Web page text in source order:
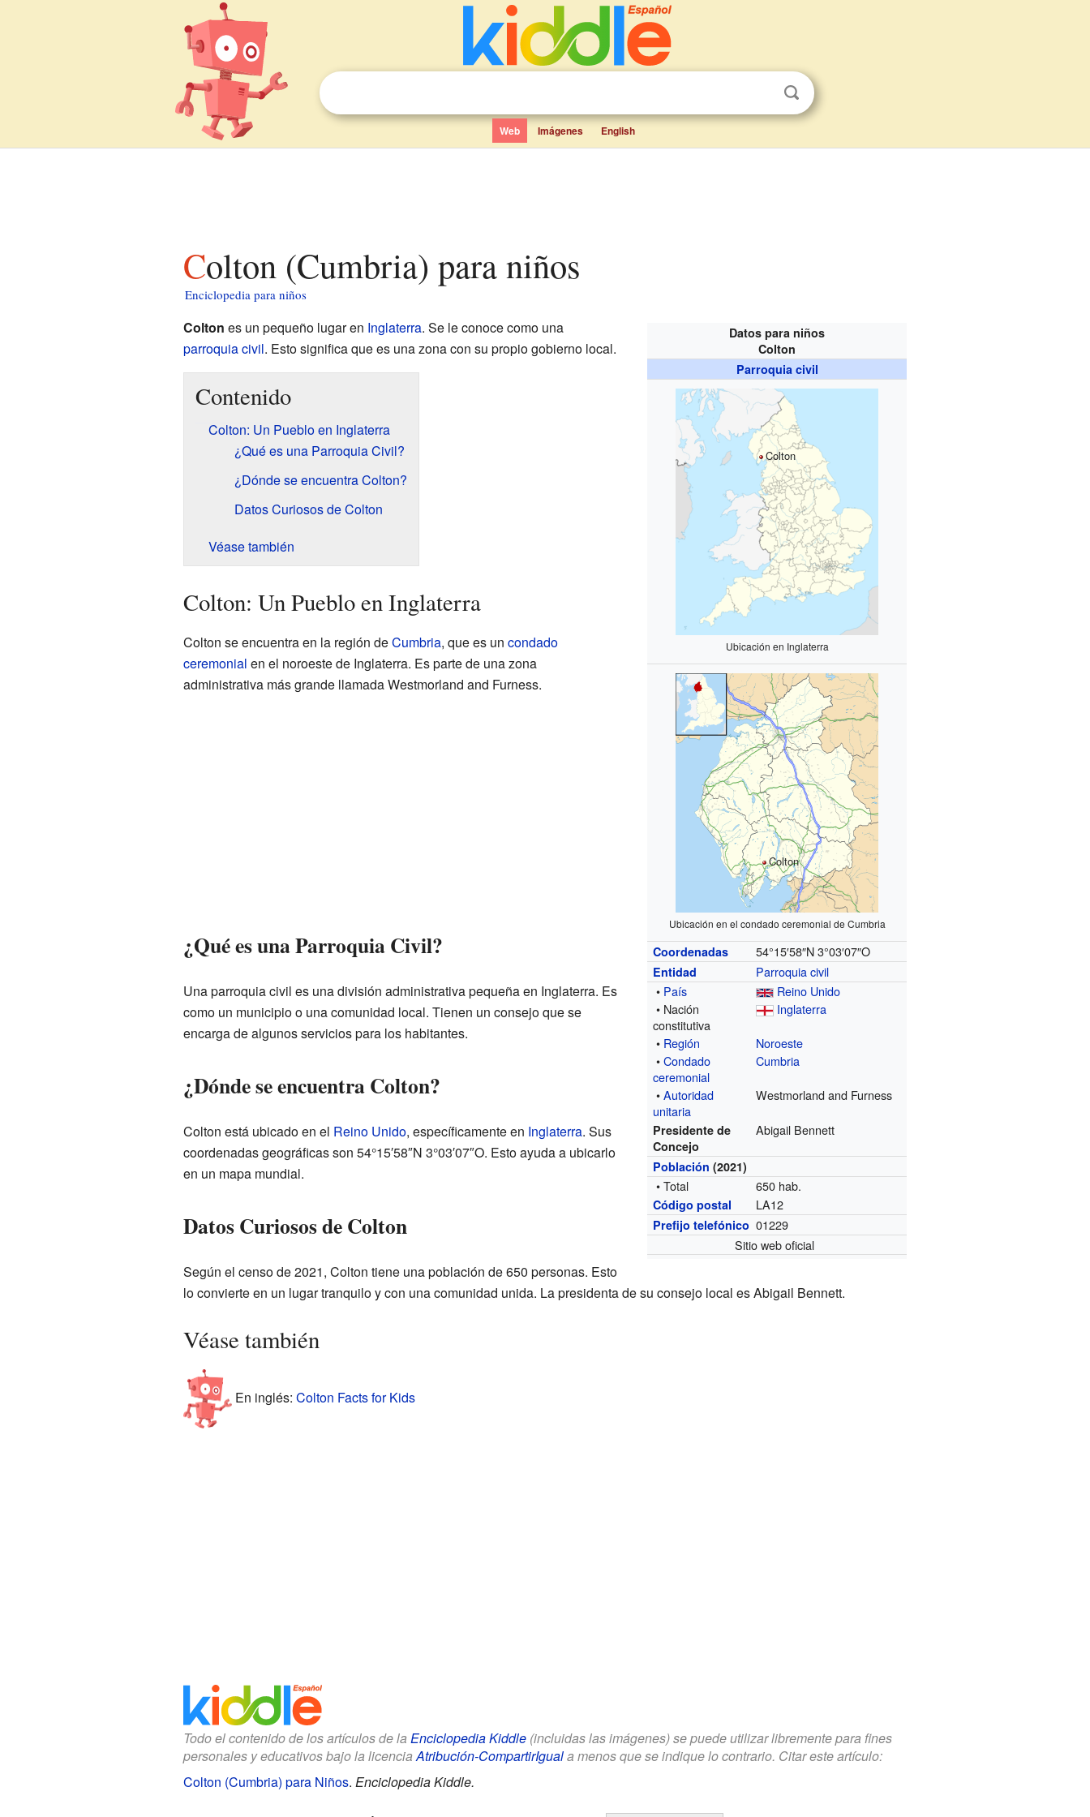
Web Imágenes English
Colton (Cumbria) para niños
Enciclopedia para niños
Datos para niños
Colton
Parroquia civil
Colton
Ubicación en Inglaterra
Colton
Ubicación en el condado ceremonial de Cumbria
Coordenadas 54°15′58″N 3°03′07″O
Entidad
Parroquia civil
• País
Reino Unido
• Nación
constitutiva
Inglaterra
• Región
Noroeste
•Condado
ceremonial
Cumbria
•Autoridad
unitaria
Westmorland and Furness
Presidente de
Concejo
Abigail Bennett
Población (2021)
• Total 650 hab.
Código postal LA12
Prefijo telefónico 01229
Sitio web oficial
Colton es un pequeño lugar en Inglaterra. Se le conoce como una
parroquia civil. Esto significa que es una zona con su propio gobierno local.
Contenido
Colton: Un Pueblo en Inglaterra
¿Qué es una Parroquia Civil?
¿Dónde se encuentra Colton?
Datos Curiosos de Colton
Véase también
Colton: Un Pueblo en Inglaterra
Colton se encuentra en la región deCumbria, que es un condado
ceremonial en el noroeste de Inglaterra. Es parte de una zona
administrativa más grande llamada Westmorland and Furness.
¿Qué es una Parroquia Civil?
Una parroquia civil es una división administrativa pequeña en Inglaterra. Es
como un municipio o una comunidad local. Tienen un consejo que se
encarga de algunos servicios para los habitantes.
¿Dónde se encuentra Colton?
Colton está ubicado en el Reino Unido, específicamente en Inglaterra. Sus
coordenadas geográficas son 54°15′58″N 3°03′07″O. Esto ayuda a ubicarlo
en un mapa mundial.
Datos Curiosos de Colton
Según el censo de 2021, Colton tiene una población de 650 personas. Esto
lo convierte en un lugar tranquilo y con una comunidad unida. La presidenta de su consejo local es Abigail Bennett.
Véase también
En inglés: Colton Facts for Kids
Todo el contenido de los artículos de la Enciclopedia Kiddle(incluidas las imágenes) se puede utilizar libremente para fines
personales y educativos bajo la licenciaAtribución-CompartirIguala menos que se indique lo contrario. Citar este artículo:
Colton (Cumbria) para Niños. Enciclopedia Kiddle.